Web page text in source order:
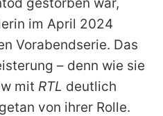
Richtlinien
im April 2024
Vorabendserie. Das
– denn wie sie
mit RTL deutlich
von ihrer Rolle.